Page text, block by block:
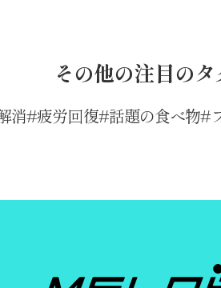
その他の注目のタ
消 疲労回復 話題の食べ物